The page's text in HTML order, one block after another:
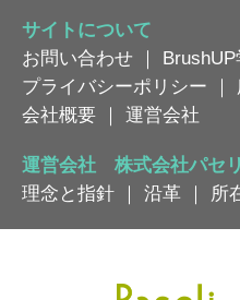
サイトについて
お問い合わせ ｜
プライバシーポリシー ｜
会社概要 ｜ 運営会社
運営会社 株式会社パセ
理念と指針 ｜ 沿革 ｜ 所